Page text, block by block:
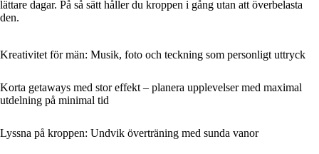
lättare dagar. På så sätt håller du kroppen i gång utan att överbelasta
den.
Kreativitet för män: Musik, foto och teckning som personligt uttryck
Korta getaways med stor effekt – planera upplevelser med maximal
utdelning på minimal tid
Lyssna på kroppen: Undvik överträning med sunda vanor